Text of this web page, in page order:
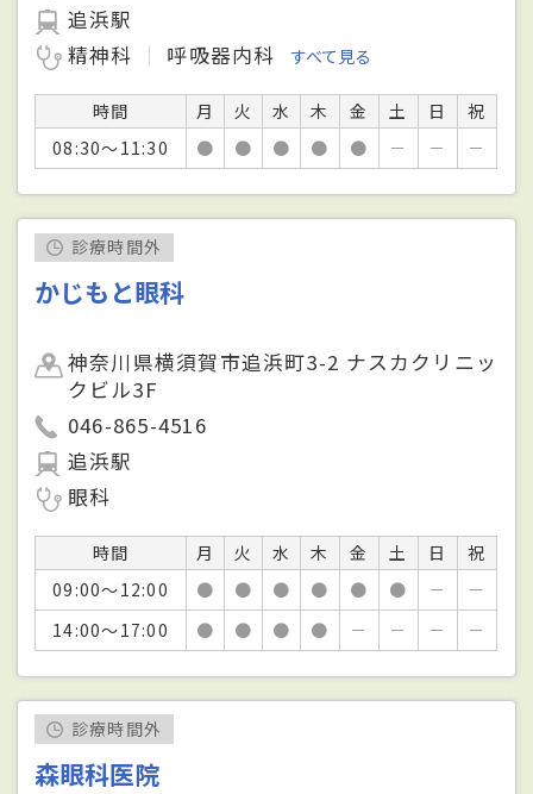
追浜駅
精神科
呼吸器内科 すべて見る
時間 月 火 水 木 金 土 日
祝
08:30～11:30
● ● ● ● ● － － －
診療時間外
かじもと眼科
神奈川県横須賀市追浜町3-2 ナスカクリニッ
クビル3F
046-865-4516
追浜駅
眼科
時間 月 火 水 木 金 土 日
祝
09:00～12:00
● ● ● ● ● ● －
－
14:00～17:00
● ● ● ● － － － －
診療時間外
森眼科医院